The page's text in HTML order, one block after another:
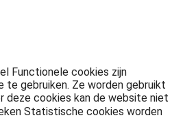
Functionele cookies zijn
te gebruiken. Ze worden gebruikt
deze cookies kan de website niet
Statistische cookies worden